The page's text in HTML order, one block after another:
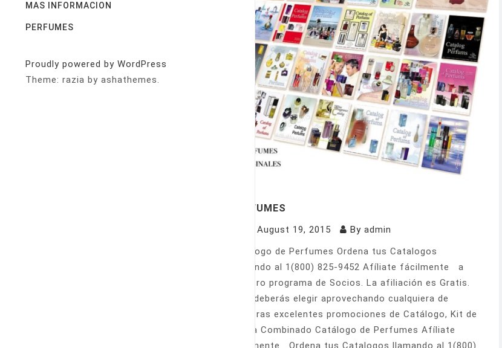
MAS INFORMACION
PERFUMES
Proudly powered by WordPress
Theme: razia by ashathemes.
PERFUMES
August 19, 2015 By admin
Catálogo de Perfumes Ordena tus Catalogos
llamando al 1(800) 825-9452 Afíliate fácilmente a
nuestro programa de Socios. La afiliación es Gratis.
Sólo deberás elegir aprovechando cualquiera de
nuestras excelentes promociones de Catálogo, Kit de
Venta Combinado Catálogo de Perfumes Afíliate
fácilmente Ordena tus Catalogos llamando al 1(800)